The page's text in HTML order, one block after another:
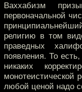
Ваххабизм
первоначальной
религию в том
праведных
появления. То
никаких
монотеистической
любой ценой надо